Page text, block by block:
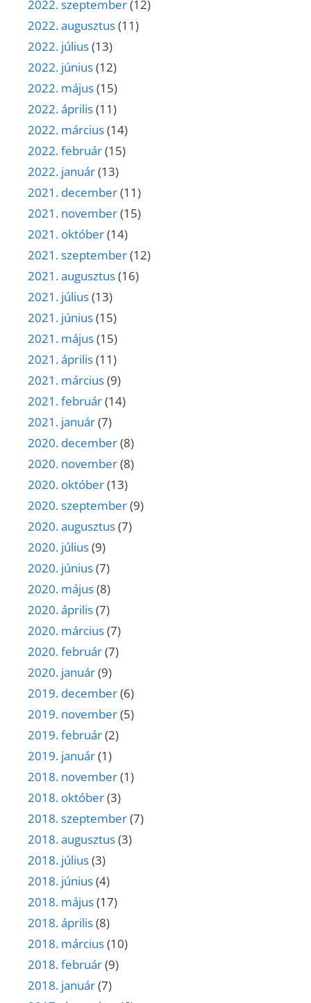
2022. szeptember(12)
2022. augusztus(11)
2022. július(13)
2022. június(12)
2022. május(15)
2022. április(11)
2022. március(14)
2022. február(15)
2022. január(13)
2021. december(11)
2021. november(15)
2021. október(14)
2021. szeptember(12)
2021. augusztus(16)
2021. július(13)
2021. június(15)
2021. május(15)
2021. április(11)
2021. március(9)
2021. február(14)
2021. január(7)
2020. december(8)
2020. november(8)
2020. október(13)
2020. szeptember(9)
2020. augusztus(7)
2020. július(9)
2020. június(7)
2020. május(8)
2020. április(7)
2020. március(7)
2020. február(7)
2020. január(9)
2019. december(6)
2019. november(5)
2019. február(2)
2019. január(1)
2018. november(1)
2018. október(3)
2018. szeptember(7)
2018. augusztus(3)
2018. július(3)
2018. június(4)
2018. május(17)
2018. április(8)
2018. március(10)
2018. február(9)
2018. január(7)